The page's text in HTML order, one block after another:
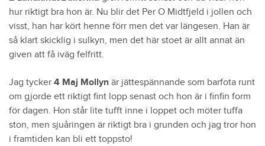
hur riktigt bra hon är. Nu blir det Per O Midtfjeld i jollen och
visst, han har kört henne förr men det var längesen. Han är
så klart skicklig i sulkyn, men det här stoet är allt annat än
given att få iväg felfritt.
Jag tycker 4 Maj Mollyn är jättespännande som barfota runt
om gjorde ett riktigt fint lopp senast och hon är i finfin form
för dagen. Hon står lite tufft inne i loppet och möter tuffa
ston, men sjuåringen är riktigt bra i grunden och jag tror hon
i framtiden kan bli ett toppsto!